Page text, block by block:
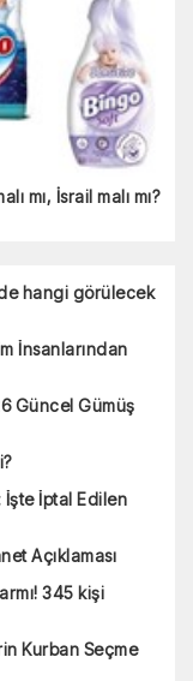
mı, İsrail malı mı?
hangi görülecek
İnsanlarından
Güncel Gümüş
İşte İptal Edilen
Açıklaması
345 kişi
Kurban Seçme